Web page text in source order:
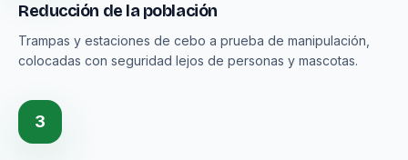
Reducción de la población
Trampas y estaciones de cebo a prueba de manipulación,
colocadas con seguridad lejos de personas y mascotas.
3